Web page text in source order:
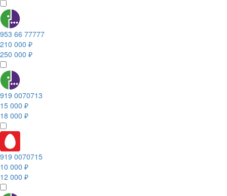
953 66 77777
210 000 ₽
250 000 ₽
919 0070713
15 000 ₽
18 000 ₽
919 0070715
10 000 ₽
12 000 ₽